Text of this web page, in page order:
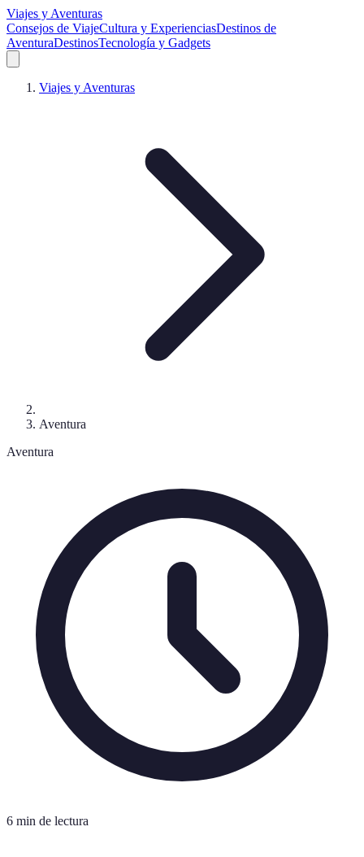
Viajes y Aventuras
Consejos de ViajeCultura y ExperienciasDestinos de
AventuraDestinosTecnología y Gadgets
Viajes y Aventuras
Aventura
Aventura
6 min de lectura